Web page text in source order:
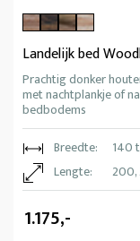
Landelijk bed
Prachtig donker
met nachtplankje of
bedbodems
Breedte:
140
Lengte:
200,
1.175,-